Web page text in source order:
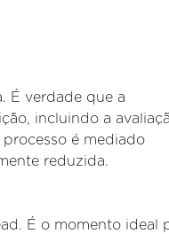
É verdade que a
incluindo a
é mediado
reduzida.
É o momento ideal